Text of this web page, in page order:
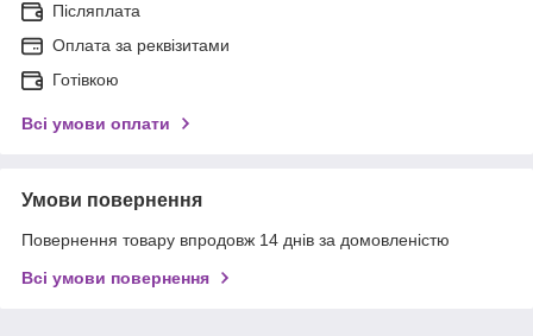
Післяплата
Оплата за реквізитами
Готівкою
Всі умови оплати
Умови повернення
Повернення товару впродовж 14 днів за домовленістю
Всі умови повернення